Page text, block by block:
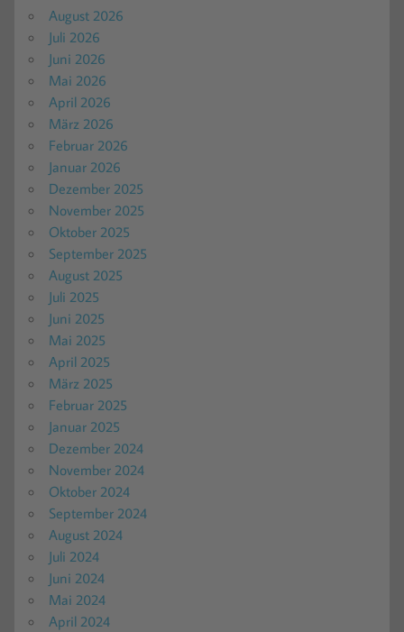
August 2026
Juli 2026
Juni 2026
Mai 2026
April 2026
März 2026
Februar 2026
Januar 2026
Dezember 2025
November 2025
Oktober 2025
September 2025
August 2025
Juli 2025
Juni 2025
Mai 2025
April 2025
März 2025
Februar 2025
Januar 2025
Dezember 2024
November 2024
Oktober 2024
September 2024
August 2024
Juli 2024
Juni 2024
Mai 2024
April 2024